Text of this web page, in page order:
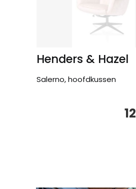
Henders & Hazel
Salerno, hoofdkussen